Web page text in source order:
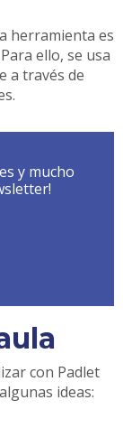
herramienta es
ello, se usa
a través de
y mucho
con Padlet
ideas: